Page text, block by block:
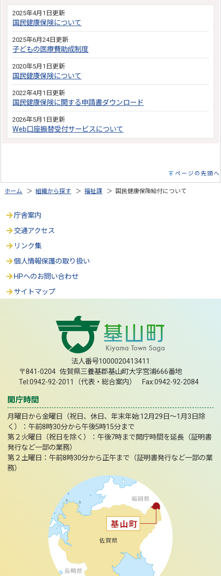
2025年4月1日更新
国民健康保険について
2025年6月24日更新
子どもの医療費助成制度
2020年5月1日更新
国民健康保険について
2022年4月1日更新
国民健康保険に関する申請書ダウンロード
2026年5月1日更新
Web口座振替受付サービスについて
ページの先頭へ
ホーム ＞組織から探す ＞福祉課 ＞ 国民健康保険給付について
庁舎案内
交通アクセス
リンク集
個人情報保護の取り扱い
HPへのお問い合わせ
サイトマップ
法人番号1000020413411
〒841-0204 佐賀県三養基郡基山町大字宮浦666番地
Tel:0942-92-2011（代表・総合案内） Fax:0942-92-2084
開庁時間
月曜日から金曜日（祝日、休日、年末年始:12月29日～1月3日除
く）：午前8時30分から午後5時15分まで
第２火曜日（祝日を除く）：午後7時まで開庁時間を延長（証明書
発行など一部の業務）
第２土曜日：午前8時30分から正午まで（証明書発行など一部の業
務）